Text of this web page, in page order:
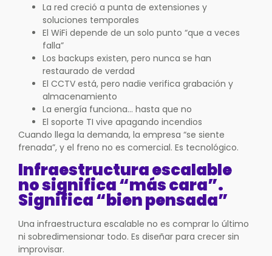
La red creció a punta de extensiones y
soluciones temporales
El WiFi depende de un solo punto “que a veces
falla”
Los backups existen, pero nunca se han
restaurado de verdad
El CCTV está, pero nadie verifica grabación y
almacenamiento
La energía funciona… hasta que no
El soporte TI vive apagando incendios
Cuando llega la demanda, la empresa “se siente
frenada”, y el freno no es comercial. Es tecnológico.
Infraestructura escalable
no significa “más cara”.
Significa “bien pensada”
Una infraestructura escalable no es comprar lo último
ni sobredimensionar todo. Es diseñar para crecer sin
improvisar.